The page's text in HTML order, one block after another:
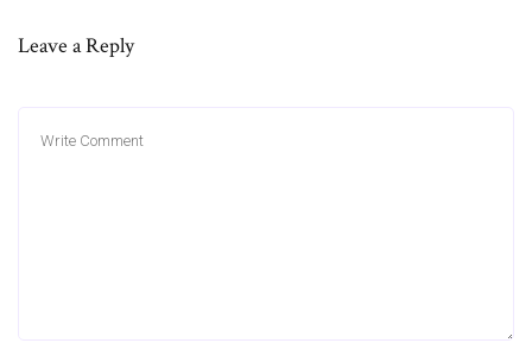
Leave a Reply